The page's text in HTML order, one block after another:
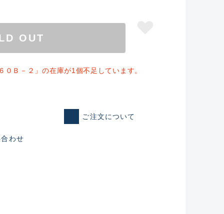
れた未使用
OUT
０Ｂ－２」の在庫が1個不足しています。
ご注文について
わせ